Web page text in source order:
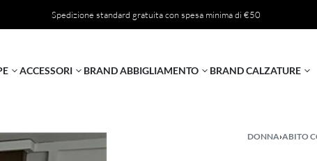
Spedizione standard gratuita con spesa minima di €50
ACCESSORI BRAND ABBIGLIAMENTO BRAND CALZATURE
DONNA›ABITO